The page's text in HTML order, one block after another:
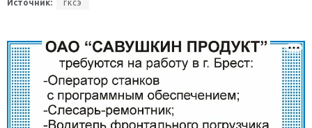
Источник: гксэ